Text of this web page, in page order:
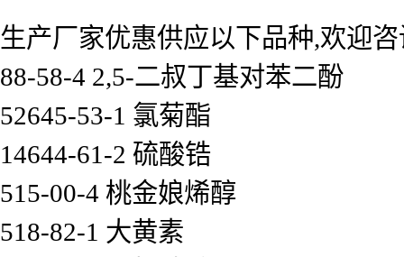
生产厂家优惠供应以下品种,欢迎
88-58-4 2,5-二叔丁基对苯二酚
52645-53-1 氯菊酯
14644-61-2 硫酸锆
515-00-4 桃金娘烯醇
518-82-1 大黄素